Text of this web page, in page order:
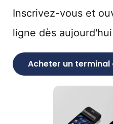
Inscrivez-vous et
ligne dès aujourd'hui
Acheter un terminal